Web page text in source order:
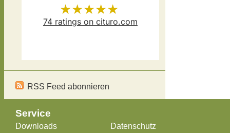
Schösserhas
★★★★★
74 ratings on cituro.com
RSS Feed abonnieren
Service
Downloads
Datenschutz